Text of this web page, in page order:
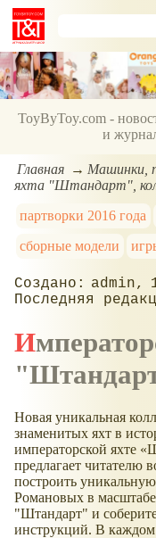
ToyByToy.com -
и
Главная Машинки,
яхта "Штандарт",
партворки 2016 года
сборные модели
admin
Императорская яхта
Новая уникальная
знаменитых яхт в
императорской яхте
предлагает читателю
построить
Романовых в
"Штандарт" и
инструкций. В каждом